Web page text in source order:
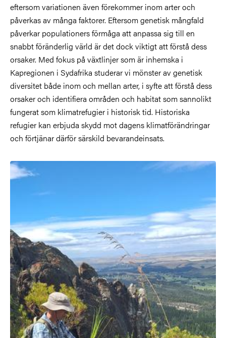
eftersom variationen även förekommer inom arter och
påverkas av många faktorer. Eftersom genetisk mångfald
påverkar populationers förmåga att anpassa sig till en
snabbt föränderlig värld är det dock viktigt att förstå dess
orsaker. Med fokus på växtlinjer som är inhemska i
Kapregionen i Sydafrika studerar vi mönster av genetisk
diversitet både inom och mellan arter, i syfte att förstå dess
orsaker och identifiera områden och habitat som sannolikt
fungerat som klimatrefugier i historisk tid. Historiska
refugier kan erbjuda skydd mot dagens klimatförändringar
och förtjänar därför särskild bevarandeinsats.